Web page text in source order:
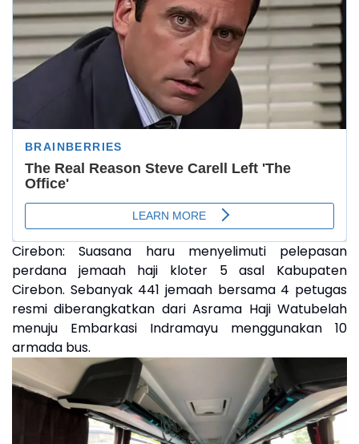
Cirebon:Suasana haru menyelimuti pelepasan
perdana jemaah haji kloter 5 asal Kabupaten
Cirebon. Sebanyak 441 jemaah bersama 4 petugas
resmi diberangkatkan dari Asrama Haji Watubelah
menuju Embarkasi Indramayu menggunakan 10
armada bus.